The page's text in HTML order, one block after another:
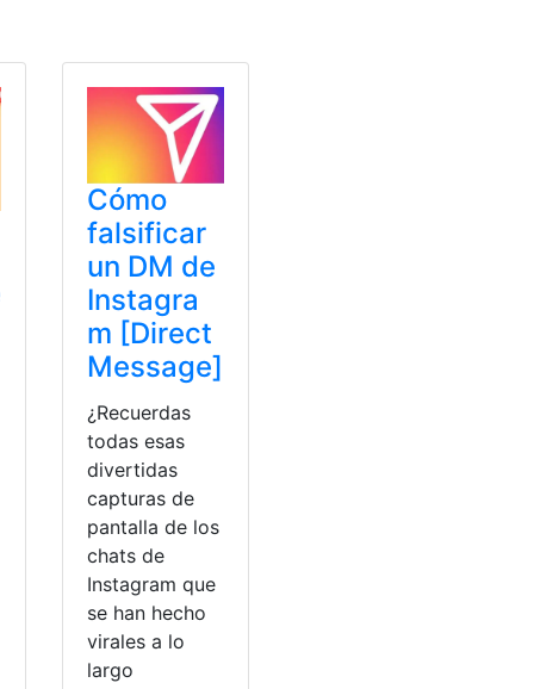
Cómo
falsificar
un DM de
Instagra
m [Direct
Message]
¿Recuerdas
todas esas
divertidas
capturas de
pantalla de los
chats de
Instagram que
se han hecho
virales a lo
largo